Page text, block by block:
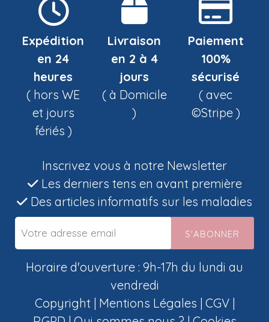
Expédition
en 24
heures
( hors WE
et jours
fériés )
Livraison
en 2 à 4
jours
( à Domicile
)
Paiement
100%
sécurisé
( avec
©Stripe )
Inscrivez vous à notre Newsletter
Les derniers tens en avant première
Des articles informatifs sur les maladies
S'ABONNER
Horaire d'ouverture : 9h-17h du lundi au
vendredi
Copyright | Mentions Légales CGV|